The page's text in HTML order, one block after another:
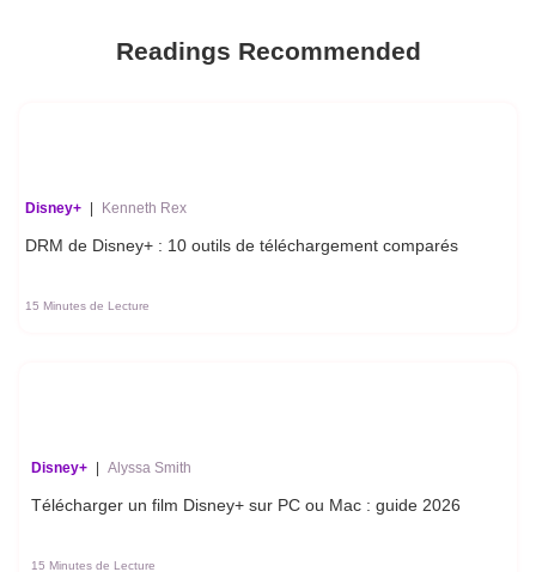
Readings Recommended
Disney+ | Kenneth Rex
DRM de Disney+ : 10 outils de téléchargement comparés
15 Minutes de Lecture
Disney+ | Alyssa Smith
Télécharger un film Disney+ sur PC ou Mac : guide 2026
15 Minutes de Lecture